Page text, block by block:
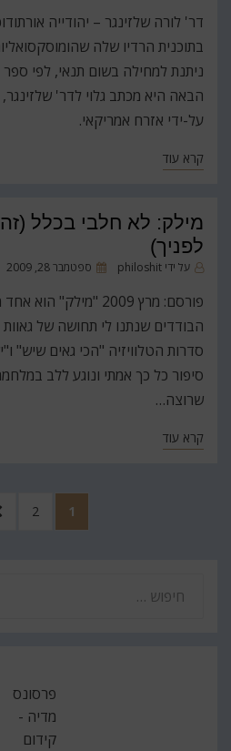
דר' לורה שלזינגר – יהודייה
בתוכנית הרדיו שלה
הבאה היא מכתב גלוי לדר'
על-ידי אזרח אמריקאי.
קרא עוד
מילק: לא חלבי בכלל
לפניך)
על ידי philoshit
פורסםספטמבר 28, 2009
פורסם: מרץ 2009 "מילק"
הבודדים שנתנו לי תחושה של
סדרות הטלוויזיה "הכי גאים שיש"
סיפור כל כך אמתי ונוגע ללב
שרוצה…
קרא עוד
עמוד
1 עמוד
2
פרסונס
מדיה -
קידום